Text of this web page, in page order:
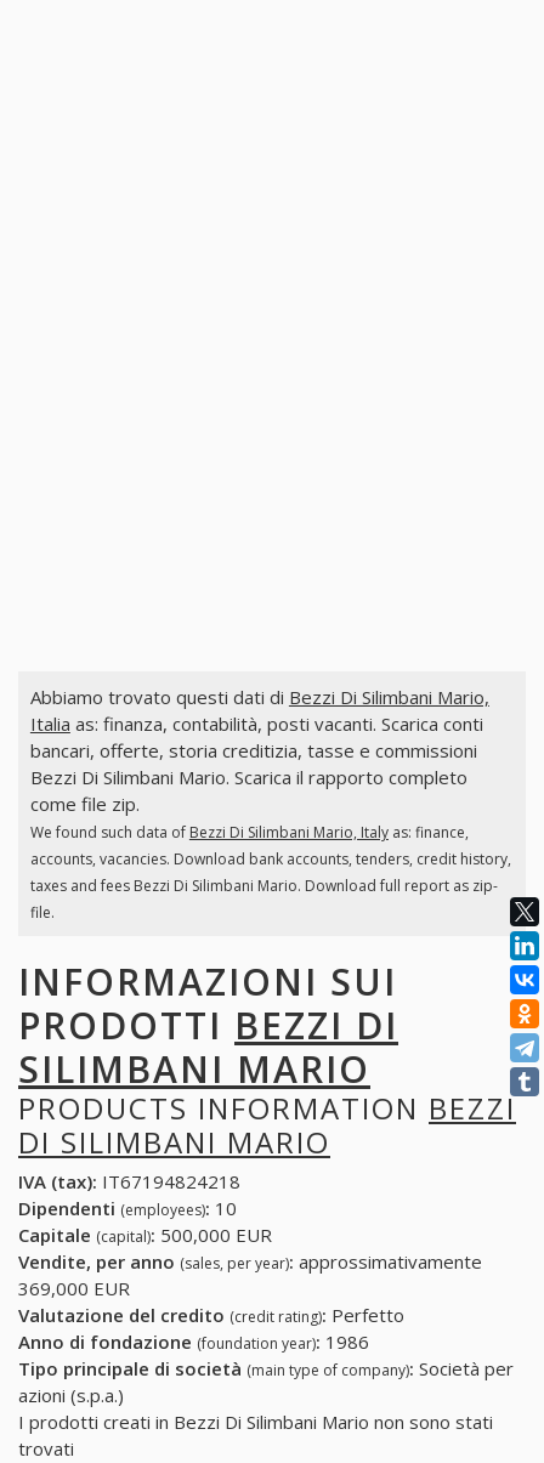
Abbiamo trovato questi dati di Bezzi Di Silimbani Mario,
Italia as: finanza, contabilità, posti vacanti. Scarica conti
bancari, offerte, storia creditizia, tasse e commissioni
Bezzi Di Silimbani Mario. Scarica il rapporto completo
come file zip.
We found such data of Bezzi Di Silimbani Mario, Italyas: finance,
accounts, vacancies. Download bank accounts, tenders, credit history,
taxes and fees Bezzi Di Silimbani Mario. Download full report as zip-
file.
INFORMAZIONI SUI
PRODOTTI BEZZI DI
SILIMBANI MARIO
PRODUCTS INFORMATION BEZZI
DI SILIMBANI MARIO
IVA (tax): IT67194824218
Dipendenti (employees): 10
Capitale (capital): 500,000 EUR
Vendite, per anno (sales, per year): approssimativamente
369,000 EUR
Valutazione del credito (credit rating): Perfetto
Anno di fondazione (foundation year): 1986
Tipo principale di società (main type of company): Società per
azioni (s.p.a.)
I prodotti creati in Bezzi Di Silimbani Mario non sono stati
trovati